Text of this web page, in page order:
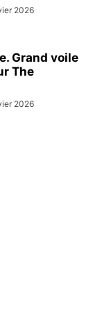
2026
Grand voile
The
2026